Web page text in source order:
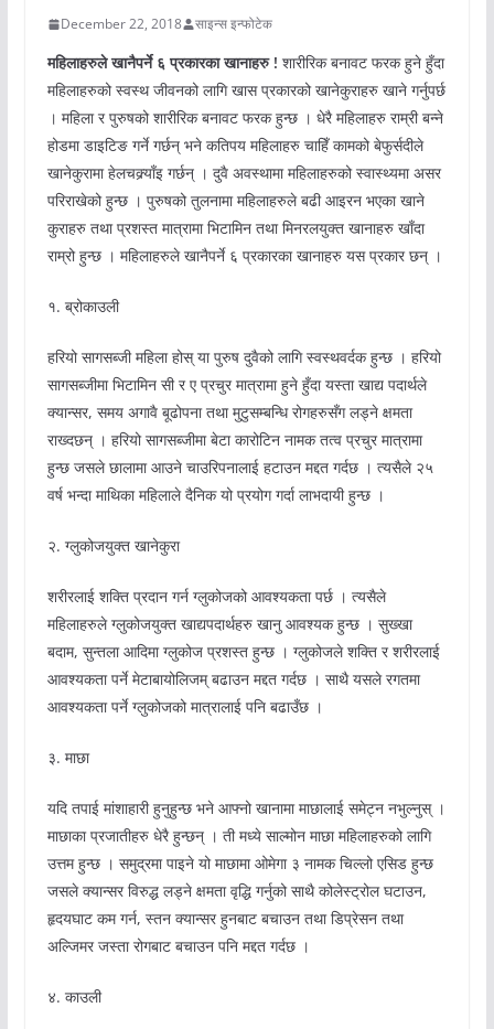
December 22, 2018 साइन्स इन्फोटेक
महिलाहरुले खानैपर्ने ६ प्रकारका खानाहरु ! शारीरिक बनावट फरक हुने हुँदा
महिलाहरुको स्वस्थ जीवनको लागि खास प्रकारको खानेकुराहरु खाने गर्नुपर्छ
। महिला र पुरुषको शारीरिक बनावट फरक हुन्छ । धेरै महिलाहरु राम्री बन्ने
होडमा डाइटिङ गर्ने गर्छन् भने कतिपय महिलाहरु चाहिँ कामको बेफुर्सदीले
खानेकुरामा हेलचक्र्याँइ गर्छन् । दुवै अवस्थामा महिलाहरुको स्वास्थ्यमा असर
परिराखेको हुन्छ । पुरुषको तुलनामा महिलाहरुले बढी आइरन भएका खाने
कुराहरु तथा प्रशस्त मात्रामा भिटामिन तथा मिनरलयुक्त खानाहरु खाँदा
राम्रो हुन्छ । महिलाहरुले खानैपर्ने ६ प्रकारका खानाहरु यस प्रकार छन् ।
१. ब्रोकाउली
हरियो सागसब्जी महिला होस् या पुरुष दुवैको लागि स्वस्थवर्दक हुन्छ । हरियो
सागसब्जीमा भिटामिन सी र ए प्रचुर मात्रामा हुने हुँदा यस्ता खाद्य पदार्थले
क्यान्सर, समय अगावै बूढोपना तथा मुटुसम्बन्धि रोगहरुसँग लड्ने क्षमता
राख्दछन् । हरियो सागसब्जीमा बेटा कारोटिन नामक तत्व प्रचुर मात्रामा
हुन्छ जसले छालामा आउने चाउरिपनालाई हटाउन मद्दत गर्दछ । त्यसैले २५
वर्ष भन्दा माथिका महिलाले दैनिक यो प्रयोग गर्दा लाभदायी हुन्छ ।
२. ग्लुकोजयुक्त खानेकुरा
शरीरलाई शक्ति प्रदान गर्न ग्लुकोजको आवश्यकता पर्छ । त्यसैले
महिलाहरुले ग्लुकोजयुक्त खाद्यपदार्थहरु खानु आवश्यक हुन्छ । सुख्खा
बदाम, सुन्तला आदिमा ग्लुकोज प्रशस्त हुन्छ । ग्लुकोजले शक्ति र शरीरलाई
आवश्यकता पर्ने मेटाबायोलिजम् बढाउन मद्दत गर्दछ । साथै यसले रगतमा
आवश्यकता पर्ने ग्लुकोजको मात्रालाई पनि बढाउँछ ।
३. माछा
यदि तपाई मांशाहारी हुनुहुन्छ भने आफ्नो खानामा माछालाई समेट्न नभुल्नुस् ।
माछाका प्रजातीहरु धेरै हुन्छन् । ती मध्ये साल्मोन माछा महिलाहरुको लागि
उत्तम हुन्छ । समुद्रमा पाइने यो माछामा ओमेगा ३ नामक चिल्लो एसिड हुन्छ
जसले क्यान्सर विरुद्ध लड्ने क्षमता वृद्धि गर्नुको साथै कोलेस्ट्रोल घटाउन,
हृदयघाट कम गर्न, स्तन क्यान्सर हुनबाट बचाउन तथा डिप्रेसन तथा
अल्जिमर जस्ता रोगबाट बचाउन पनि मद्दत गर्दछ ।
४. काउली